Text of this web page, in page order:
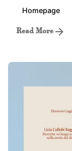
Homepage
Read More